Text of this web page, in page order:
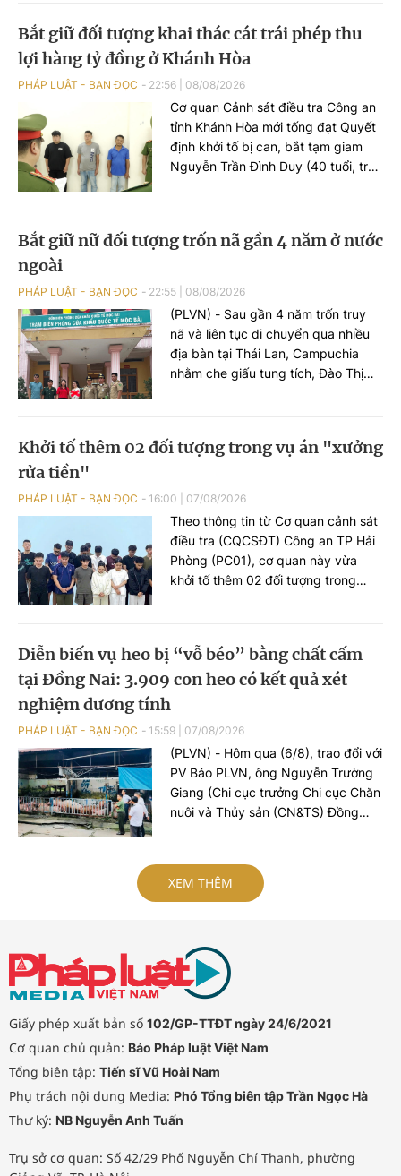
Bắt giữ đối tượng khai thác cát trái phép thu
lợi hàng tỷ đồng ở Khánh Hòa
PHÁP LUẬT - BẠN ĐỌC 22:56 08/08/2026
Cơ quan Cảnh sát điều tra Công an
tỉnh Khánh Hòa mới tống đạt Quyết
định khởi tố bị can, bắt tạm giam
Nguyễn Trần Đình Duy (40 tuổi, trú
sự.
Bắt giữ nữ đối tượng trốn nã gần 4 năm ở nước
ngoài
PHÁP LUẬT - BẠN ĐỌC 22:55 08/08/2026
(PLVN) - Sau gần 4 năm trốn truy
nã và liên tục di chuyển qua nhiều
địa bàn tại Thái Lan, Campuchia
nhằm che giấu tung tích, Đào Thị
Khởi tố thêm 02 đối tượng trong vụ án "xưởng
rửa tiền"
PHÁP LUẬT - BẠN ĐỌC 16:00 07/08/2026
Theo thông tin từ Cơ quan cảnh sát
điều tra (CQCSĐT) Công an TP Hải
Phòng (PC01), cơ quan này vừa
khởi tố thêm 02 đối tượng trong
tỉnh Thanh Hoá và đối tượng Hoàng
Xuân Đức (SN 2003), trú tại phường
bạc”.
Diễn biến vụ heo bị “vỗ béo” bằng chất cấm
tại Đồng Nai: 3.909 con heo có kết quả xét
nghiệm dương tính
PHÁP LUẬT - BẠN ĐỌC 15:59 07/08/2026
(PLVN) - Hôm qua (6/8), trao đổi với
PV Báo PLVN, ông Nguyễn Trường
Giang (Chi cục trưởng Chi cục Chăn
nuôi và Thủy sản (CN&TS) Đồng
dương tính với chất cấm Salbutamol
(thuộc nhóm Beta-agonist, chất tạo
gom trên địa bàn.
XEM THÊM
Giấy phép xuất bản số 102/GP-TTĐT ngày 24/6/2021
Cơ quan chủ quản: Báo Pháp luật Việt Nam
Tổng biên tập: Tiến sĩ Vũ Hoài Nam
Phụ trách nội dung Media: Phó Tổng biên tập Trần Ngọc Hà
Thư ký: NB Nguyễn Anh Tuấn
Trụ sở cơ quan: Số 42/29 Phố Nguyễn Chí Thanh, phường